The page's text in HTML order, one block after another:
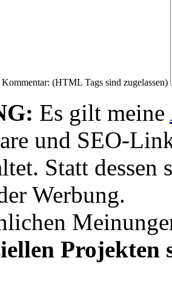
(HTML Tags sind zugelassen)
Es gilt meine
und SEO-
Statt dessen
Werbung.
Projekten